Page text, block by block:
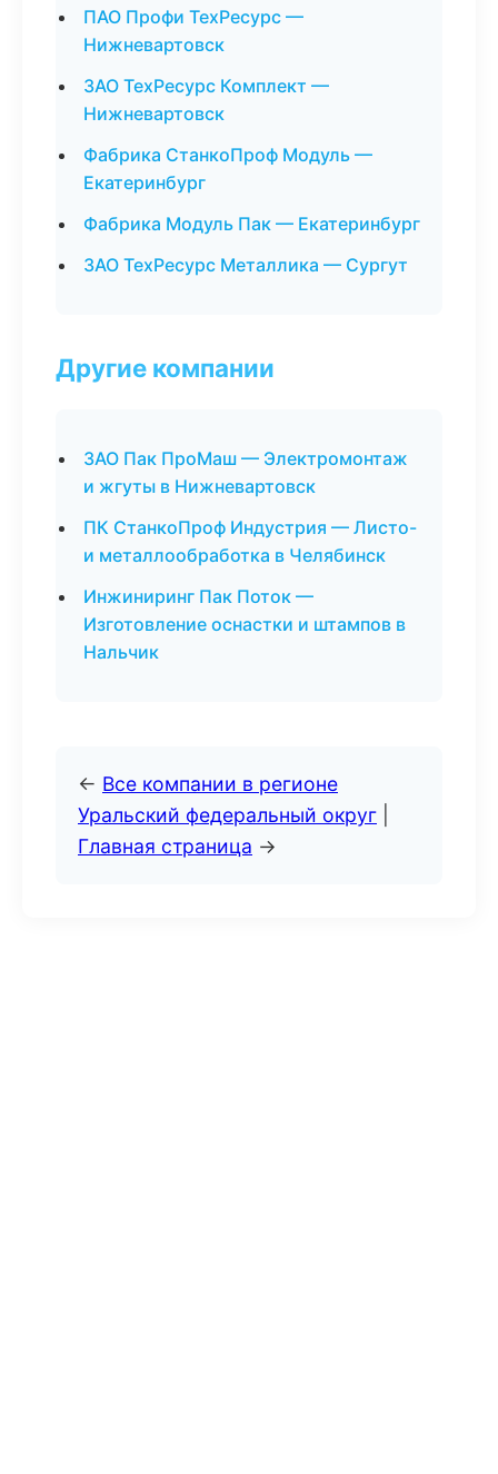
ПАО Профи ТехРесурс —
Нижневартовск
ЗАО ТехРесурс Комплект —
Нижневартовск
Фабрика СтанкоПроф Модуль —
Екатеринбург
Фабрика Модуль Пак — Екатеринбург
ЗАО ТехРесурс Металлика — Сургут
Другие компании
ЗАО Пак ПроМаш — Электромонтаж
и жгуты в Нижневартовск
ПК СтанкоПроф Индустрия — Листо-
и металлообработка в Челябинск
Инжиниринг Пак Поток —
Изготовление оснастки и штампов в
Нальчик
← Все компании в регионе
Уральский федеральный округ
Главная страница →